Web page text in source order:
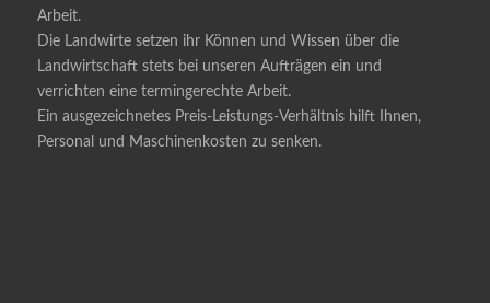
Arbeit.
Die Landwirte setzen ihr Können und Wissen über die
Landwirtschaft stets bei unseren Aufträgen ein und
verrichten eine termingerechte Arbeit.
Ein ausgezeichnetes Preis-Leistungs-Verhältnis hilft Ihnen,
Personal und Maschinenkosten zu senken.